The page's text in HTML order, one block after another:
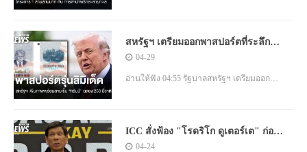
การเดินเรือระหว่างประเทศหลายคนที่เป็นลูกค้า
โดยตรงของโครงการนี้เล่าให้ผู้เขียนฟังตรงกัน
ผลของการศึกษาของจุฬาฯ ก็ออกมาแล้วว
สหรัฐฯ เตรียมออกพาสปอร์ตที่ระลึก
ฉลอง 250 ปีชาติ พร้อมภาพ-ลายเซ็น
"ทรัมป์"
04-29
อ่านให้ฟัง 04:55 รัฐบาลสหรัฐฯ เตรียมออก
ICC สั่งฟ้อง "โรดริโก ดูเตอร์เต" ก่อ
อาชญากรรมต่อมนุษยชาติ
04-24